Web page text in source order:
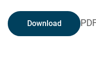
Download